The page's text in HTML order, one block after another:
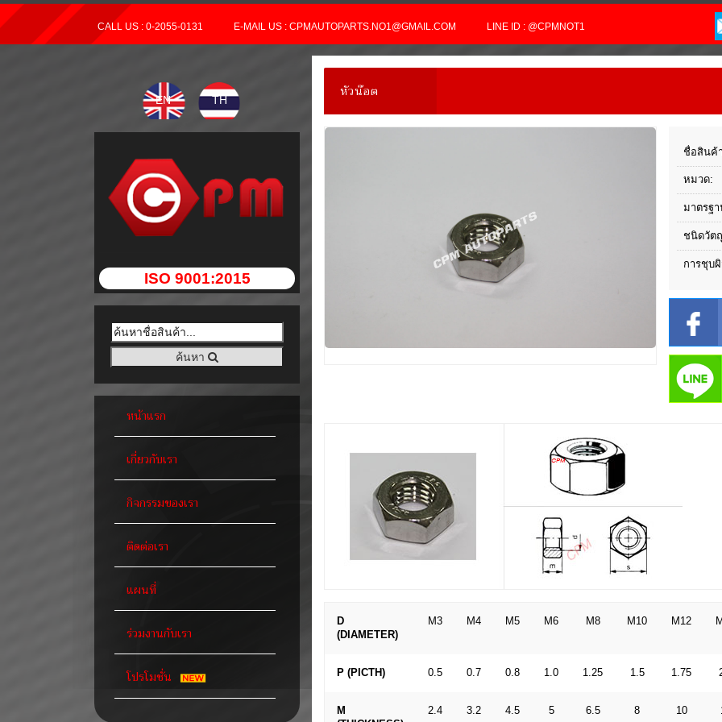
CALL US : 0-2055-0131 E-MAIL US : CPMAUTOPARTS.NO1@GMAIL.COM LINE ID : @CPMNOT1
EN TH
ISO 9001:2015
ค้นหา
หน้าแรก
เกี่ยวกับเรา
กิจกรรมของเรา
ติดต่อเรา
แผนที่
ร่วมงานกับเรา
โปรโมชั่น
หัวน๊อต
ชื่อสินค้
หมวด:
มาตรฐ
ชนิดวัต
การชุบ
D
(DIAMETER)
M3 M4 M5 M6 M8 M10 M12
P (PICTH) 0.5 0.7 0.8 1.0 1.25 1.5 1.75
M
2.4 3.2 4.5 5 6.5 8 10